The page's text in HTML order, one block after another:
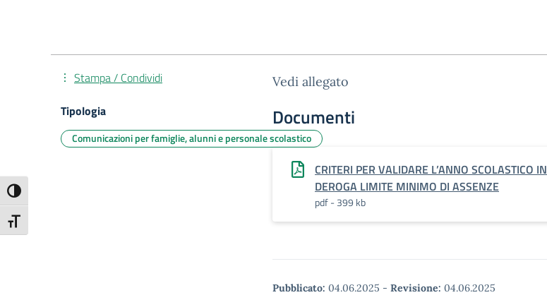
Attiva/disattiva alto contrasto
Attiva/disattiva dimensione testo
Vedi allegato
Documenti
CRITERI PER VALIDARE L’ANNO SCOLASTICO IN
DEROGA LIMITE MINIMO DI ASSENZE
pdf - 399 kb
Pubblicato: 04.06.2025 - Revisione: 04.06.2025
Stampa / Condividi
Tipologia
Comunicazioni per famiglie, alunni e personale scolastico